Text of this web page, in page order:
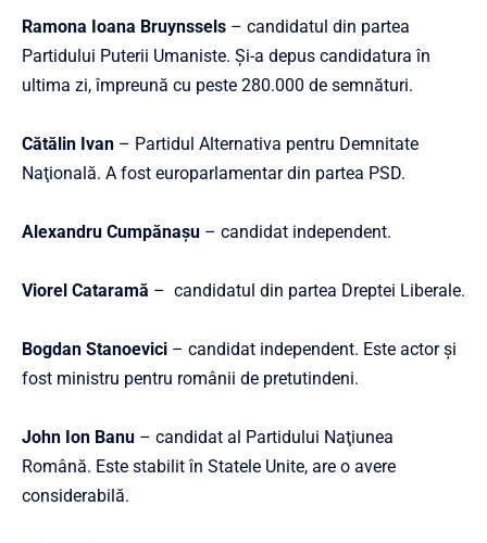
Ramona Ioana Bruynssels – candidatul din partea
Partidului Puterii Umaniste. Și-a depus candidatura în
ultima zi, împreună cu peste 280.000 de semnături.
Cătălin Ivan – Partidul Alternativa pentru Demnitate
Naţională. A fost europarlamentar din partea PSD.
Alexandru Cumpănașu – candidat independent.
Viorel Cataramă – candidatul din partea Dreptei Liberale.
Bogdan Stanoevici – candidat independent. Este actor și
fost ministru pentru românii de pretutindeni.
John Ion Banu – candidat al Partidului Naţiunea
Română. Este stabilit în Statele Unite, are o avere
considerabilă.